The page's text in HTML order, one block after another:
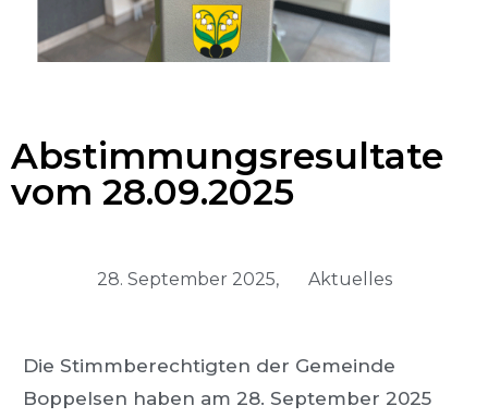
Abstimmungsresultate
vom 28.09.2025
28. September 2025, Aktuelles
Die Stimmberechtigten der Gemeinde
Boppelsen haben am 28. September 2025